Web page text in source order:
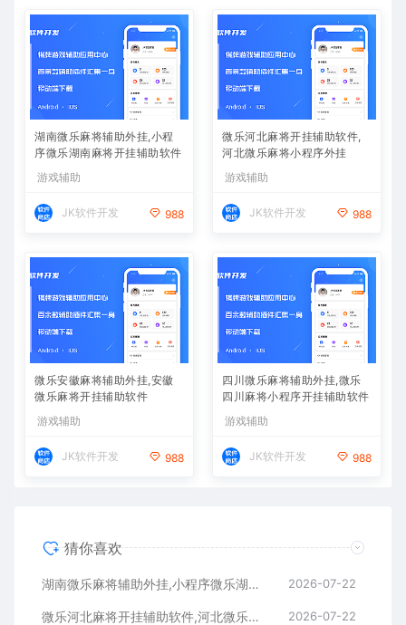
湖南微乐麻将辅助外挂,小程
序微乐湖南麻将开挂辅助软件
游戏辅助
JK软件开发 988
微乐河北麻将开挂辅助软件,
河北微乐麻将小程序外挂
游戏辅助
JK软件开发 988
微乐安徽麻将辅助外挂,安徽
微乐麻将开挂辅助软件
游戏辅助
JK软件开发 988
四川微乐麻将辅助外挂,微乐
四川麻将小程序开挂辅助软件
游戏辅助
JK软件开发 988
猜你喜欢
湖南微乐麻将辅助外挂,小程序微乐湖南麻将开挂辅助软件 2026-07-22
微乐河北麻将开挂辅助软件,河北微乐麻将小程序外挂 2026-07-22